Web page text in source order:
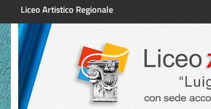
Liceo Artistico Regionale